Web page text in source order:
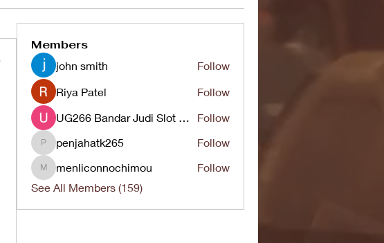
Members
john smith
Follow
Riya Patel
Follow
UG266 Bandar Judi Slot Online Live RTP Slot Gacor Tertinggi
Follow
penjahatk265
penjahatk265 Follow
menliconnochimou
menliconnochimou
Follow
See All Members (159)